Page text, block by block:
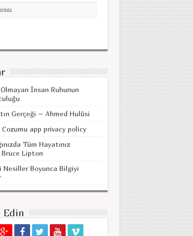
İnsan Ruhunun
Gerçeği – Ahmed Hulûsi
Cozumu app privacy policy
Tüm Hayatınız
Lipton
Nesiller Boyunca Bilgiyi
Edin